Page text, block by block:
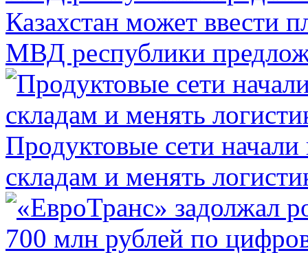
Казахстан может ввести
МВД республики
Продуктовые сети начали
складам и менять